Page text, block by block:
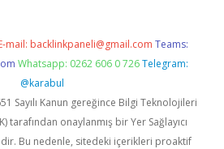
mail: backlinkpaneli@gmail.com Teams:
Whatsapp: 0262 606 0 726 Telegram:
@karabul
Sayılı Kanun gereğince Bilgi Teknolojileri
tarafından onaylanmış bir Yer Sağlayıcı
Bu nedenle, sitedeki içerikleri proaktif